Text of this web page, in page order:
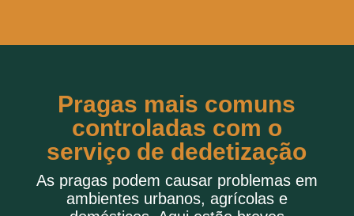
Pragas mais comuns
controladas com o
serviço de dedetização
As pragas podem causar problemas em
ambientes urbanos, agrícolas e